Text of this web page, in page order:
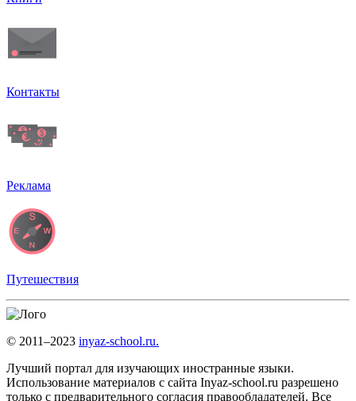
Контакты
Реклама
Путешествия
© 2011–2023 inyaz-school.ru.
Лучший портал для изучающих иностранные языки.
Использование материалов с сайта Inyaz-school.ru разрешено
только с предварительного согласия правообладателей. Все